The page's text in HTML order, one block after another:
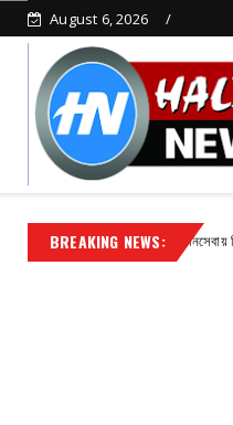
August 6, 2026
BREAKING NEWS:
নিরবচ্ছিন্ন জনসেবায় সিভিক